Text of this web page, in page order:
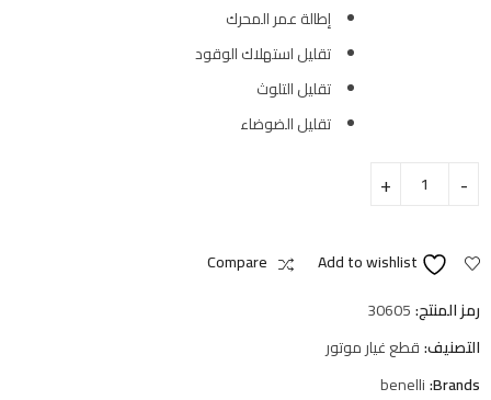
إطالة عمر المحرك
تقليل استهلاك الوقود
تقليل التلوث
تقليل الضوضاء
Add to wishlist
Compare
رمز المنتج:30605
التصنيف:قطع غيار موتور
Brands:
benelli